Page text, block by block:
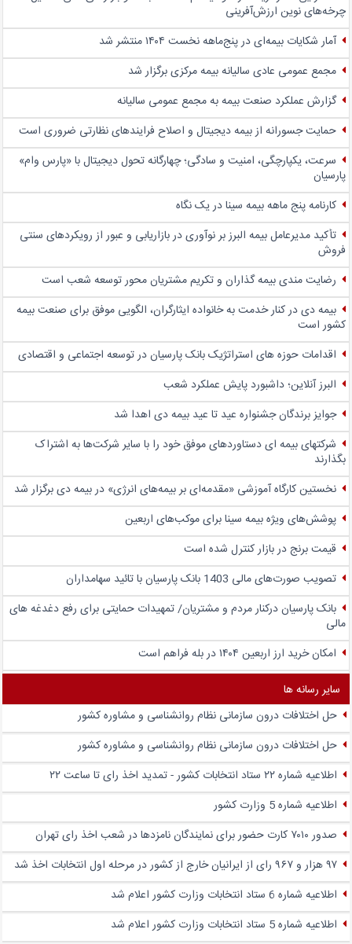
چرخه‌های نوین ارزش‌آفرینی
آمار شکایات بیمه‌ای در پنج‌‌ماهه نخست ۱۴۰۴ منتشر شد
مجمع عمومی عادی سالیانه بیمه مرکزی برگزار شد
گزارش عملکرد صنعت بیمه به مجمع عمومی سالیانه
حمایت جسورانه از بیمه دیجیتال و اصلاح فرایندهای نظارتی ضروری است
سرعت، یکپارچگی، امنیت و سادگی؛ چهار‌گانه تحول دیجیتال با «پارس وام»
پارسیان
کارنامه پنج ماهه بیمه سینا در یک نگاه
تأکید مدیرعامل بیمه البرز بر نوآوری در بازاریابی و عبور از رویکردهای سنتی
فروش
رضایت مندی بیمه گذاران و تکریم مشتریان محور توسعه شعب است
بیمه دی در کنار خدمت به خانواده ایثارگران، الگویی موفق برای صنعت بیمه
کشور است
اقدامات حوزه های استراتژیک بانک پارسیان در توسعه اجتماعی و اقتصادی
البرز آنلاین؛ داشبورد پایش عملکرد شعب
جوایز برندگان جشنواره عید تا عید بیمه دی اهدا شد
شرکتهای بیمه ای دستاوردهای موفق خود را با سایر شرکت‌ها به اشتراک
بگذارند
نخستین کارگاه آموزشی «مقدمه‌ای بر بیمه‌های انرژی» در بیمه دی برگزار شد
پوشش‌های ویژه بیمه سینا برای موکب‌های اربعین
قیمت برنج در بازار کنترل شده است
تصویب صورت‌های مالی 1403 بانک پارسیان با تائید سهامداران
بانک پارسیان درکنار مردم و مشتریان/ تمهیدات حمایتی برای رفع دغدغه های
مالی
امکان خرید ارز اربعین ۱۴۰۴ در بله فراهم است
سایر رسانه ها
حل اختلافات درون سازمانی نظام روانشناسی و مشاوره کشور
حل اختلافات درون سازمانی نظام روانشناسی و مشاوره کشور
اطلاعیه شماره ۲۲ ستاد انتخابات کشور - تمدید اخذ رای تا ساعت ۲۲
اطلاعیه شماره 5 وزارت کشور
صدور ۷۰۱۰ کارت حضور برای نمایندگان نامزدها در شعب اخذ رای تهران
۹۷ هزار و ۹۶۷ رای از ایرانیان خارج از کشور در مرحله اول انتخابات اخذ شد
اطلاعیه شماره 6 ستاد انتخابات وزارت کشور اعلام شد
اطلاعیه شماره 5 ستاد انتخابات وزارت کشور اعلام شد